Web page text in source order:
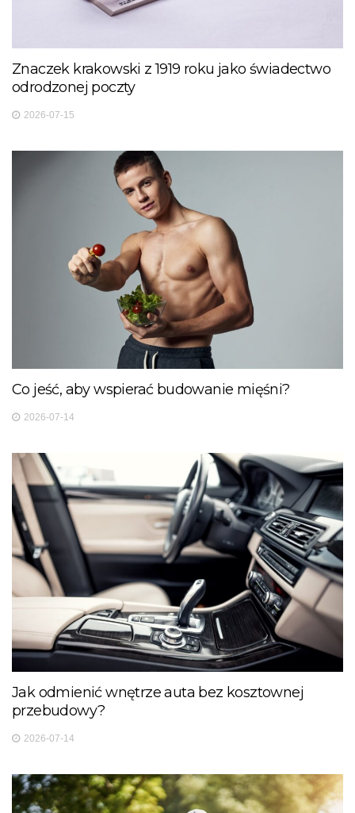
Znaczek krakowski z 1919 roku jako świadectwo
odrodzonej poczty
2026-07-15
Co jeść, aby wspierać budowanie mięśni?
2026-07-14
Jak odmienić wnętrze auta bez kosztownej
przebudowy?
2026-07-14